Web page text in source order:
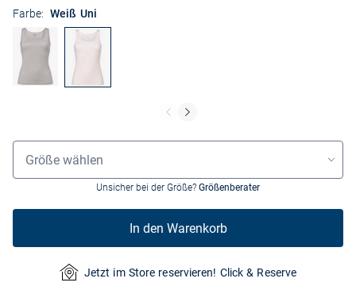
Farbe: Weiß Uni
Größenauswahl
Größe wählen
Unsicher bei der Größe? Größenberater
In den Warenkorb
Jetzt im Store reservieren! Click & Reserve